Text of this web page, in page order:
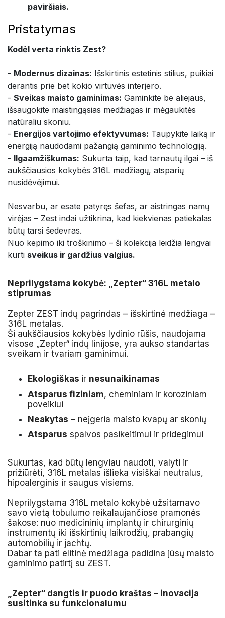
paviršiais.
Pristatymas
Kodėl verta rinktis Zest?
- Modernus dizainas: Išskirtinis estetinis stilius, puikiai
derantis prie bet kokio virtuvės interjero.
- Sveikas maisto gaminimas: Gaminkite be aliejaus,
išsaugokite maistingąsias medžiagas ir mėgaukitės
natūraliu skoniu.
- Energijos vartojimo efektyvumas: Taupykite laiką ir
energiją naudodami pažangią gaminimo technologiją.
- Ilgaamžiškumas: Sukurta taip, kad tarnautų ilgai – iš
aukščiausios kokybės 316L medžiagų, atsparių
nusidėvėjimui.
Nesvarbu, ar esate patyręs šefas, ar aistringas namų
virėjas – Zest indai užtikrina, kad kiekvienas patiekalas
būtų tarsi šedevras.
Nuo kepimo iki troškinimo – ši kolekcija leidžia lengvai
kurti sveikus ir gardžius valgius.
Neprilygstama kokybė: „Zepter“ 316L metalo
stiprumas
Zepter ZEST indų pagrindas – išskirtinė medžiaga –
316L metalas.
Ši aukščiausios kokybės lydinio rūšis, naudojama
visose „Zepter“ indų linijose, yra aukso standartas
sveikam ir tvariam gaminimui.
Ekologiškas ir nesunaikinamas
Atsparus fiziniam, cheminiam ir koroziniam
poveikiui
Neakytas – neįgeria maisto kvapų ar skonių
Atsparus spalvos pasikeitimui ir pridegimui
Sukurtas, kad būtų lengviau naudoti, valyti ir
prižiūrėti, 316L metalas išlieka visiškai neutralus,
hipoalerginis ir saugus visiems.
Neprilygstama 316L metalo kokybė užsitarnavo
savo vietą tobulumo reikalaujančiose pramonės
šakose: nuo medicininių implantų ir chirurginių
instrumentų iki išskirtinių laikrodžių, prabangių
automobilių ir jachtų.
Dabar ta pati elitinė medžiaga padidina jūsų maisto
gaminimo patirtį su ZEST.
„Zepter“ dangtis ir puodo kraštas – inovacija
susitinka su funkcionalumu